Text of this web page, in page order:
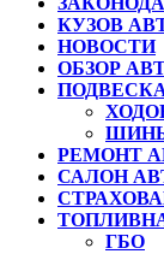
КУЗОВ
НОВОСТИ
ОБЗОР
РЕМОНТ
САЛОН
ГБО